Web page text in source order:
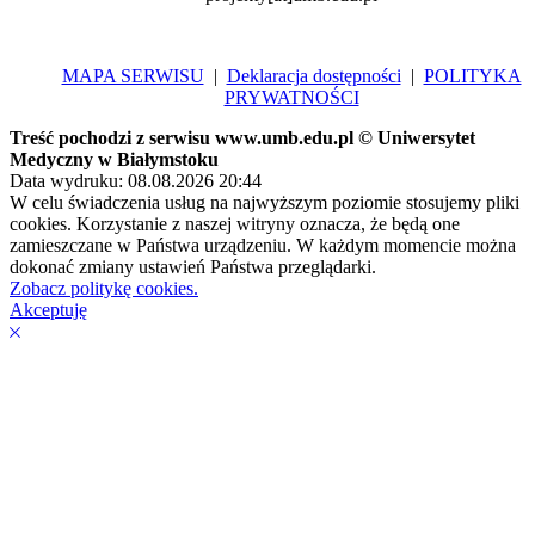
MAPA SERWISU| Deklaracja dostępności | POLITYKA
PRYWATNOŚCI
Treść pochodzi z serwisu www.umb.edu.pl © Uniwersytet
Medyczny w Białymstoku
Data wydruku: 08.08.2026 20:44
W celu świadczenia usług na najwyższym poziomie stosujemy pliki
cookies. Korzystanie z naszej witryny oznacza, że będą one
zamieszczane w Państwa urządzeniu. W każdym momencie można
dokonać zmiany ustawień Państwa przeglądarki.
Zobacz politykę cookies.
Akceptuję